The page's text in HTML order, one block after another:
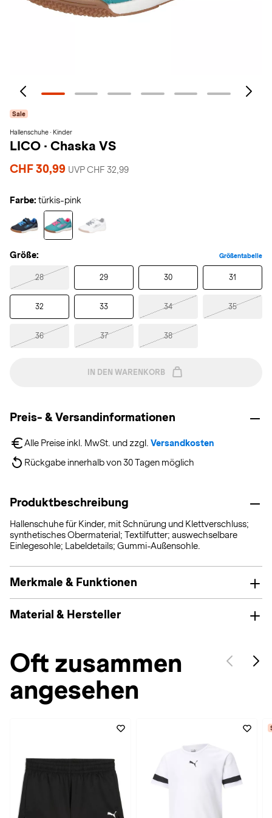
Sale
Hallenschuhe · Kinder
LICO · Chaska VS
CHF 30,99 UVP CHF 32,99
Farbe: türkis-pink
Größe: Größentabelle
28 29 30 31
32 33 34 35
36 37 38
IN DEN WARENKORB
Preis- & Versandinformationen
Alle Preise inkl. MwSt. und zzgl. Versandkosten
Rückgabe innerhalb von 30 Tagen möglich
Produktbeschreibung
Hallenschuhe für Kinder, mit Schnürung und Klettverschluss;
synthetisches Obermaterial; Textilfutter; auswechselbare
Einlegesohle; Labeldetails; Gummi-Außensohle.
Merkmale & Funktionen
Material & Hersteller
Oft zusammen
angesehen